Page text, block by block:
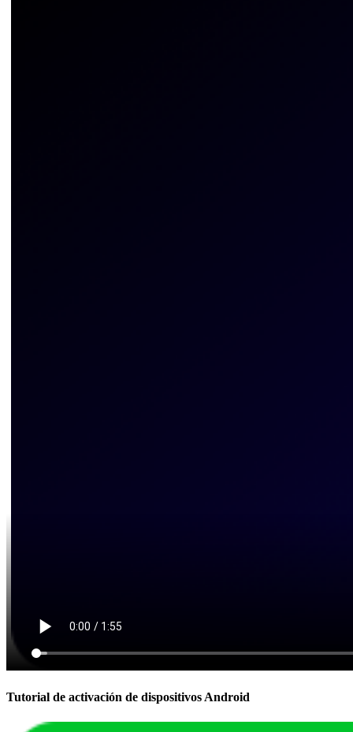
Tutorial de activación de dispositivos Android